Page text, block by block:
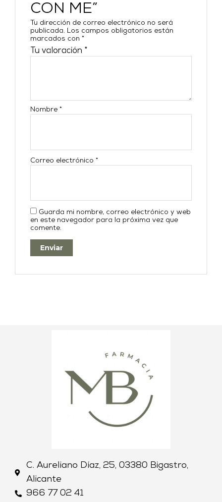
CON ME”
Tu dirección de correo electrónico no será
publicada. Los campos obligatorios están
marcados con*
Tu valoración *
Nombre*
Correo electrónico*
Guarda mi nombre, correo electrónico y web
en este navegador para la próxima vez que
comente.
C. Aureliano Díaz, 25, 03380 Bigastro,
Alicante
966 77 02 41